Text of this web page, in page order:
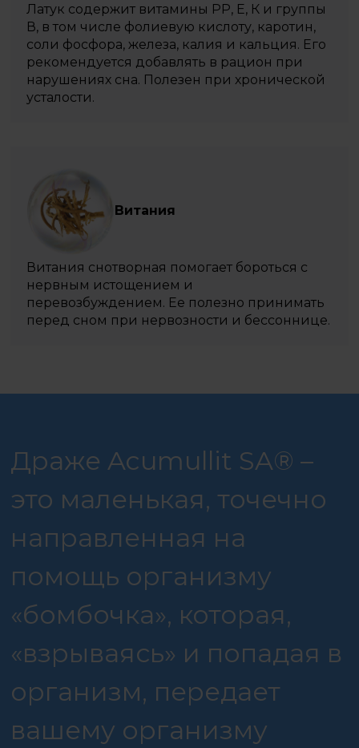
Латук содержит витамины РР, Е, К и группы
В, в том числе фолиевую кислоту, каротин,
соли фосфора, железа, калия и кальция. Его
рекомендуется добавлять в рацион при
нарушениях сна. Полезен при хронической
усталости.
Витания
Витания снотворная помогает бороться с
нервным истощением и
перевозбуждением. Ее полезно принимать
перед сном при нервозности и бессоннице.
Драже Acumullit SA® –
это маленькая, точечно
направленная на
помощь организму
«бомбочка», которая,
«взрываясь» и попадая в
организм, передает
вашему организму